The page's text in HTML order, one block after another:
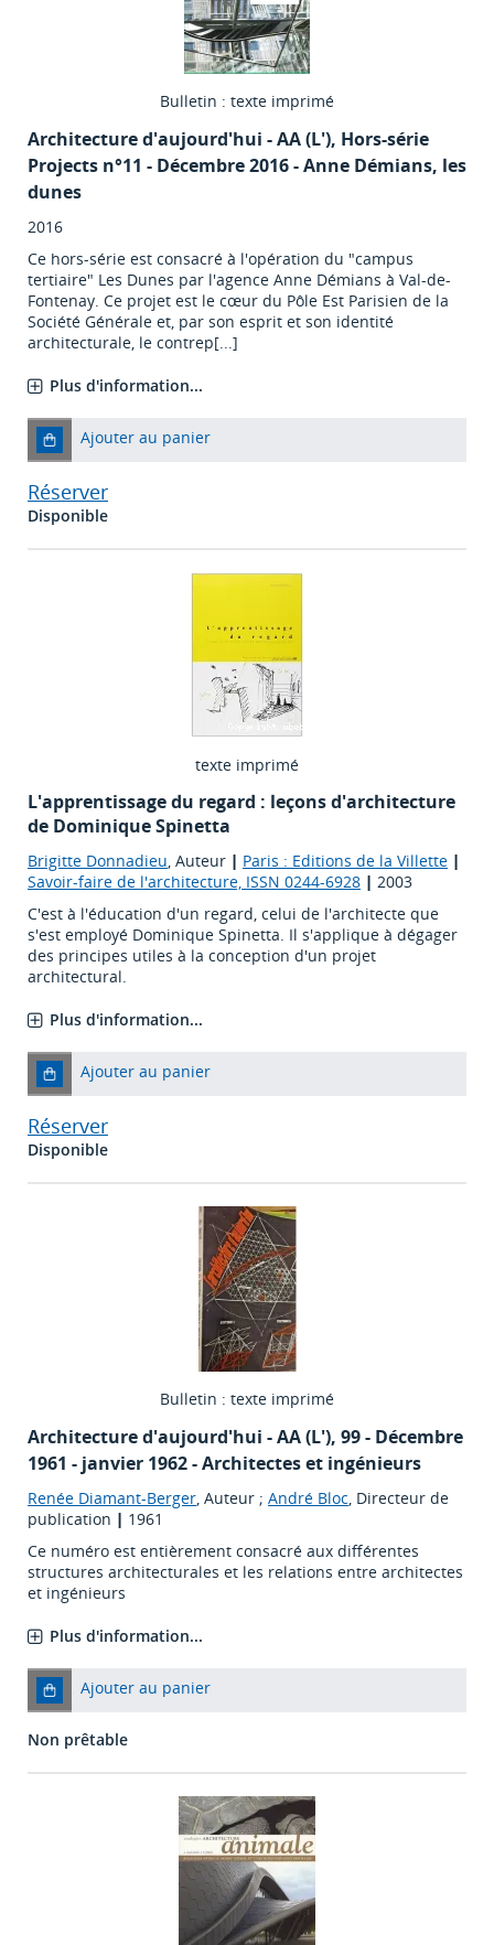
Bulletin : texte imprimé
Architecture d'aujourd'hui - AA (L'), Hors-série
Projects n°11 - Décembre 2016 - Anne Démians, les
dunes
2016
Ce hors-série est consacré à l'opération du "campus
tertiaire" Les Dunes par l'agence Anne Démians à Val-de-
Fontenay. Ce projet est le cœur du Pôle Est Parisien de la
Société Générale et, par son esprit et son identité
architecturale, le contrep[...]
Plus d'information...
Ajouter au panier
Réserver
Disponible
texte imprimé
L'apprentissage du regard : leçons d'architecture
de Dominique Spinetta
Brigitte Donnadieu, Auteur | Paris : Editions de la Villette |
Savoir-faire de l'architecture, ISSN 0244-6928 | 2003
C'est à l'éducation d'un regard, celui de l'architecte que
s'est employé Dominique Spinetta. Il s'applique à dégager
des principes utiles à la conception d'un projet
architectural.
Plus d'information...
Ajouter au panier
Réserver
Disponible
Bulletin : texte imprimé
Architecture d'aujourd'hui - AA (L'), 99 - Décembre
1961 - janvier 1962 - Architectes et ingénieurs
Renée Diamant-Berger, Auteur ; André Bloc, Directeur de
publication | 1961
Ce numéro est entièrement consacré aux différentes
structures architecturales et les relations entre architectes
et ingénieurs
Plus d'information...
Ajouter au panier
Non prêtable